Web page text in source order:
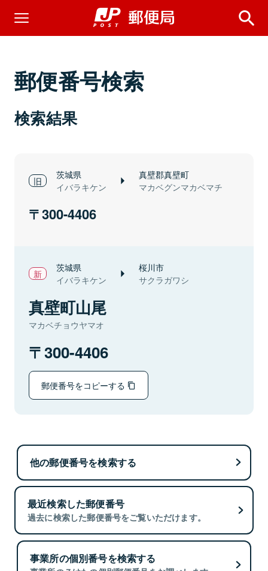
郵便番号検索
検索結果
茨城県
イバラキケン
真壁郡真壁町
マカベグンマカベマチ
300-4406
茨城県
イバラキケン
桜川市
サクラガワシ
真壁町山尾
マカベチョウヤマオ
300-4406
郵便番号をコピーする
他の郵便番号を検索する
最近検索した郵便番号
過去に検索した郵便番号をご覧いただけます。
事業所の個別番号を検索する